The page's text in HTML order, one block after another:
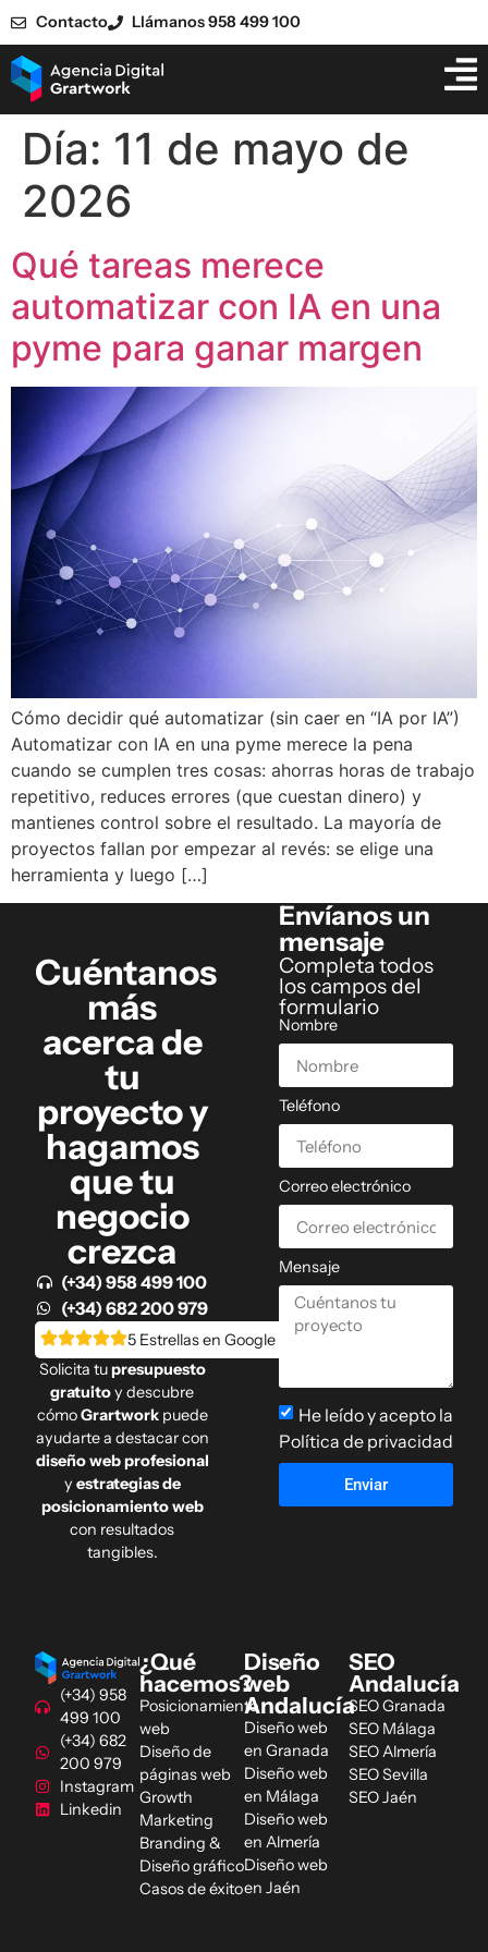
Contacto Llámanos 958 499 100
Día: 11 de mayo de
2026
Qué tareas merece
automatizar con IA en una
pyme para ganar margen
Cómo decidir qué automatizar (sin caer en “IA por IA”)
Automatizar con IA en una pyme merece la pena
cuando se cumplen tres cosas: ahorras horas de trabajo
repetitivo, reduces errores (que cuestan dinero) y
mantienes control sobre el resultado. La mayoría de
proyectos fallan por empezar al revés: se elige una
herramienta y luego […]
Cuéntanos
más
acerca de
tu
proyecto y
hagamos
que tu
negocio
crezca
(+34) 958 499 100
(+34) 682 200 979
5 Estrellas en Google
Solicita tupresupuesto
gratuitoy descubre
cómoGrartworkpuede
ayudarte a destacar con
diseño web profesional
y estrategias de
posicionamiento web
con resultados
tangibles.
Envíanos un
mensaje
Completa todos
los campos del
formulario
Nombre
Teléfono
Correo electrónico
Mensaje
He leído y acepto la
Política de privacidad
Enviar
(+34) 958
499 100
(+34) 682
200 979
Instagram
Linkedin
¿Qué
hacemos?
Posicionamiento
web
Diseño de
páginas web
Growth
Marketing
Branding &
Diseño gráfico
Casos de éxito
Diseño
web
Andalucía
Diseño web
en Granada
Diseño web
en Málaga
Diseño web
en Almería
Diseño web
en Jaén
SEO
Andalucía
SEO Granada
SEO Málaga
SEO Almería
SEO Sevilla
SEO Jaén